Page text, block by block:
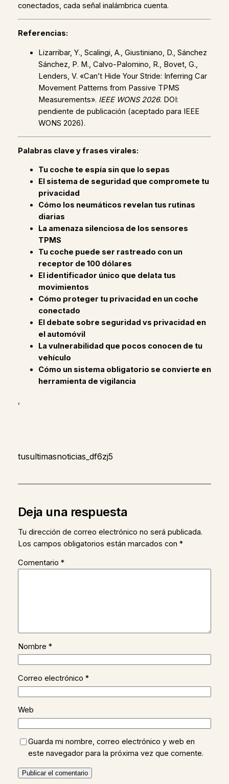
conectados, cada señal inalámbrica cuenta.
Referencias:
Lizarribar, Y., Scalingi, A., Giustiniano, D., Sánchez
Sánchez, P. M., Calvo-Palomino, R., Bovet, G.,
Lenders, V. «Can’t Hide Your Stride: Inferring Car
Movement Patterns from Passive TPMS
Measurements». IEEE WONS 2026. DOI:
pendiente de publicación (aceptado para IEEE
WONS 2026).
Palabras clave y frases virales:
Tu coche te espía sin que lo sepas
El sistema de seguridad que compromete tu
privacidad
Cómo los neumáticos revelan tus rutinas
diarias
La amenaza silenciosa de los sensores
TPMS
Tu coche puede ser rastreado con un
receptor de 100 dólares
El identificador único que delata tus
movimientos
Cómo proteger tu privacidad en un coche
conectado
El debate sobre seguridad vs privacidad en
el automóvil
La vulnerabilidad que pocos conocen de tu
vehículo
Cómo un sistema obligatorio se convierte en
herramienta de vigilancia
,
tusultimasnoticias_df6zj5
Deja una respuesta
Tu dirección de correo electrónico no será publicada.
Los campos obligatorios están marcados con *
Comentario *
Nombre *
Correo electrónico *
Web
Guarda mi nombre, correo electrónico y web en
este navegador para la próxima vez que comente.